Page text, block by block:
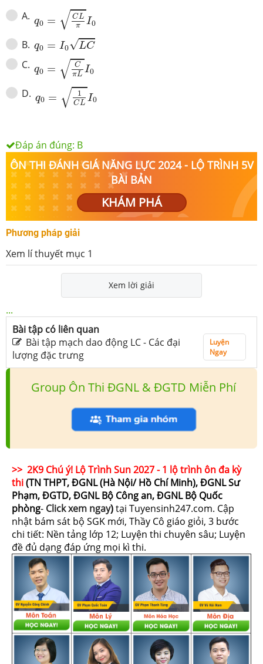
A. q0 = √ C L
π
I0
πI0
B. q0 = I0√LC
0L
C. q0 = √ C
πL I0
LI0
D. q0 = √ 1
CL
I0
LI0
Đáp án đúng: B
ÔN THI ĐÁNH GIÁ NĂNG LỰC 2024 - LỘ TRÌNH 5V
BÀI BẢN
KHÁM PHÁ
Phương pháp giải
Xem lí thuyết mục 1
Xem lời giải
...
Bài tập có liên quan
Bài tập mạch dao động LC - Các đại
lượng đặc trưng
Luyện
Ngay
Group Ôn Thi ĐGNL & ĐGTD Miễn Phí
>> 2K9 Chú ý! Lộ Trình Sun 2027 - 1 lộ trình ôn đa kỳ
thi(TN THPT, ĐGNL (Hà Nội/ Hồ Chí Minh), ĐGNL Sư
Phạm, ĐGTD, ĐGNL Bộ Công an, ĐGNL Bộ Quốc
phòng- Click xem ngay)tại Tuyensinh247.com. Cập
nhật bám sát bộ SGK mới, Thầy Cô giáo giỏi, 3 bước
chi tiết: Nền tảng lớp 12; Luyện thi chuyên sâu; Luyện
đề đủ dạng đáp ứng mọi kì thi.